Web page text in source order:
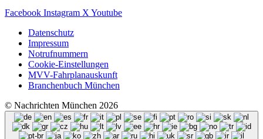
Facebook Instagram X Youtube
Datenschutz
Impressum
Notrufnummern
Cookie-Einstellungen
MVV-Fahrplanauskunft
Branchenbuch München
© Nachrichten München 2026